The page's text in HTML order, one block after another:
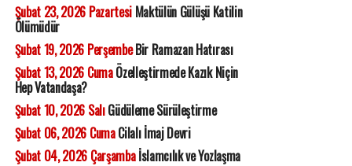
Şubat 23, 2026 PazartesiMaktülün Gülüşü Katilin
Ölümüdür
Şubat 19, 2026 PerşembeBir Ramazan Hatırası
Şubat 13, 2026 CumaÖzelleştirmede Kazık Niçin
Hep Vatandaşa?
Şubat 10, 2026 SalıGüdüleme Sürüleştirme
Şubat 06, 2026 CumaCilalı İmaj Devri
Şubat 04, 2026 Çarşambaİslamcılık ve Yozlaşma